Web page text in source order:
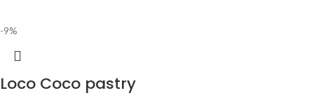
-9%
Loco Coco pastry